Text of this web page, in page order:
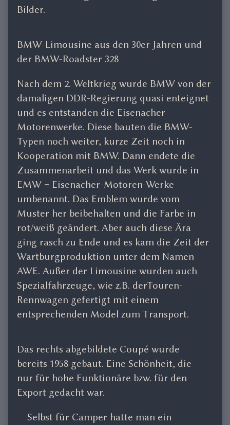
Bilder.
BMW-Limousine aus den 30er Jahren und
der BMW-Roadster 328
Nach dem 2. Weltkrieg wurde BMW von der
damaligen DDR-Regierung quasi enteignet
und es entstanden die Eisenacher
Motorenwerke. Diese bauten die BMW-
Typen noch weiter, kurze Zeit noch in
Kooperation mit BMW. Dann endete die
Zusammenarbeit und das Werk wurde in
EMW = Eisenacher-Motoren-Werke
umbenannt. Das Emblem wurde vom
Muster her beibehalten und die Farbe in
rot/weiß geändert. Aber auch diese Ära
ging rasch zu Ende und es kam die Zeit der
Wartburgproduktion unter dem Namen
AWE. Außer der Limousine wurden auch
Spezialfahrzeuge, wie z.B. derTouren-
Rennwagen gefertigt mit einem
entsprechenden Model zum Transport.
Das rechts abgebildete Coupé wurde
bereits 1958 gebaut. Eine Schönheit, die
nur für hohe Funktionäre bzw. für den
Export gedacht war.
Selbst für Camper hatte man ein